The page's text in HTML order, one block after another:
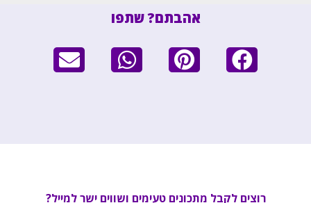
אהבתם? שתפו
רוצים לקבל מתכונים טעימים ושווים ישר למייל?